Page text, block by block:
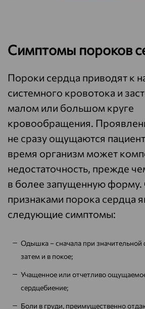
Симптомы пороков
Пороки сердца приводят к
системного кровотока и
малом или большом круге
кровообращения.
не сразу ощущаются
время организм может
недостаточность, прежде
в более запущенную
признаками порока сердца
следующие симптомы:
Одышка – сначала при значительной
затем и в покое;
Учащенное или отчетливо
сердцебиение;
Боли в груди, преимущественно